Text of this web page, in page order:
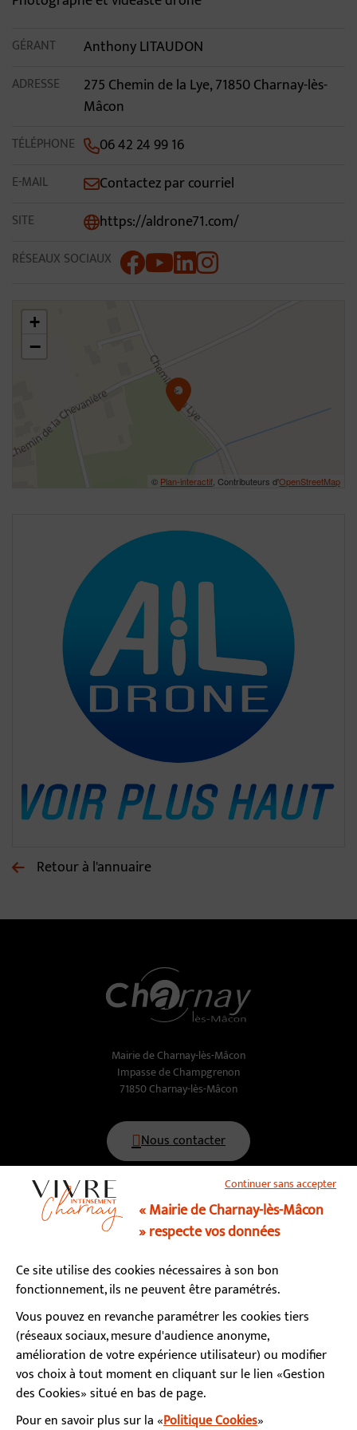
GÉRANT Anthony LITAUDON
ADRESSE
275 Chemin de la Lye, 71850 Charnay-lès-
Mâcon
TÉLÉPHONE 06 42 24 99 16
E-MAIL Contactez par courriel
SITE https://aldrone71.com/
RÉSEAUX SOCIAUX
+
−
© Plan-interactif , Contributeurs d'OpenStreetMap
Retour à l'annuaire
Mairie de Charnay-lès-Mâcon
Impasse de Champgrenon
71850 Charnay-lès-Mâcon
Nous contacter
03 85 34 15 70
Lundi, mardi, mercredi, vendredi : 9h - 12h / 13h - 17h
Jeudi : fermé le matin / 13h - 17h
Samedi : 9h - 12h (permanence état-civil)
S’abonner à la newsletter
Continuer sans accepter
« Mairie de Charnay-lès-Mâcon
» respecte vos données
Ce site utilise des cookies nécessaires à son bon
fonctionnement, ils ne peuvent être paramétrés.
Vous pouvez en revanche paramétrer les cookies tiers
(réseaux sociaux, mesure d'audience anonyme,
amélioration de votre expérience utilisateur) ou modifier
vos choix à tout moment en cliquant sur le lien «Gestion
des Cookies» situé en bas de page.
Pour en savoir plus sur la «Politique Cookies»